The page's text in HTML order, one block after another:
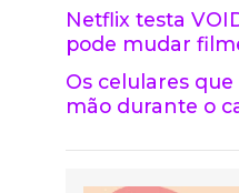
Netflix testa
pode mudar
Os celulares
mão durante o